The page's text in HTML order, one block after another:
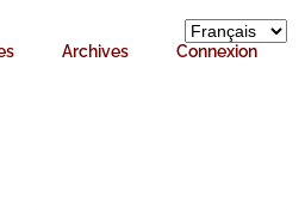
Archives Connexion